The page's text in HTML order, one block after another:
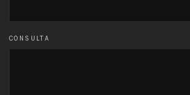
CONSULTA